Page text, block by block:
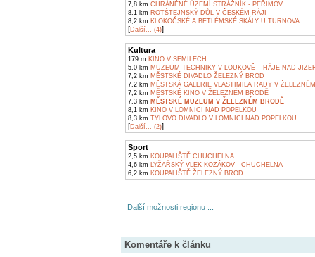
7,8 km CHRÁNĚNÉ ÚZEMÍ STRÁŽNÍK - PEŘIMOV
8,1 km ROTŠTEJNSKÝ DŮL V ČESKÉM RÁJI
8,2 km KLOKOČSKÉ A BETLÉMSKÉ SKÁLY U TURNOVA
[Další... (4)]
Kultura
179 m KINO V SEMILECH
5,0 km MUZEUM TECHNIKY V LOUKOVĚ – HÁJE NAD
7,2 km MĚSTSKÉ DIVADLO ŽELEZNÝ BROD
7,2 km MĚSTSKÁ GALERIE VLASTIMILA RADY V
7,2 km MĚSTSKÉ KINO V ŽELEZNÉM BRODĚ
7,3 km MĚSTSKÉ MUZEUM V ŽELEZNÉM BRODĚ
8,1 km KINO V LOMNICI NAD POPELKOU
8,3 km TYLOVO DIVADLO V LOMNICI NAD POPELKOU
[Další... (2)]
Sport
2,5 km KOUPALIŠTĚ CHUCHELNA
4,6 km LYŽAŘSKÝ VLEK KOZÁKOV - CHUCHELNA
6,2 km KOUPALIŠTĚ ŽELEZNÝ BROD
Další možnosti regionu ...
Komentáře k článku